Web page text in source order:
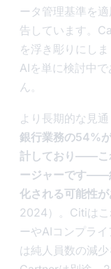
ータ管理基準を
告しています。
を浮き彫りにし
AIを単に検討中
ん。
より長期的な見
銀行業務の54%
計しており——こ
ージャーです——
化される可能性
2024）。Citiはこ
ーやAIコンプラ
は純人員数の減